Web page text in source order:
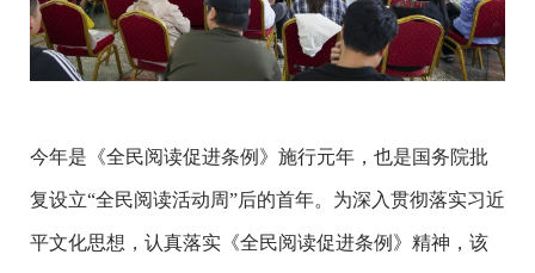
今年是《全民阅读促进条例》施行元年，也是国务院批
复设立“全民阅读活动周”后的首年。为深入贯彻落实习近
平文化思想，认真落实《全民阅读促进条例》精神，该